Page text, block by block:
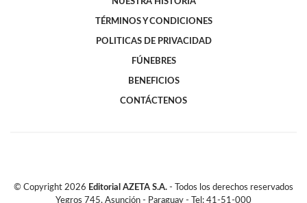
NUESTRA HISTORIA
TÉRMINOS Y CONDICIONES
POLITICAS DE PRIVACIDAD
FÚNEBRES
BENEFICIOS
CONTÁCTENOS
© Copyright 2026 Editorial AZETA S.A. - Todos los derechos reservados
Yegros 745, Asunción - Paraguay - Tel: 41-51-000